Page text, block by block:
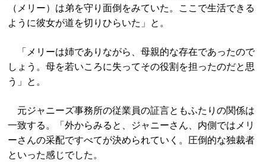
（メリー）は弟を守り面倒をみていた。ここで生活できる
ように彼女が道を切りひらいた」と。
「メリーは姉でありながら、母親的な存在であったので
しょう。母を若いころに失ってその役割を担ったのだと思
う」と。
元ジャニーズ事務所の従業員の証言ともふたりの関係は
一致する。「外からみると、ジャニーさん、内側ではメリ
ーさんの采配ですべてが決められていく。圧倒的な独裁者
といった感じでした。